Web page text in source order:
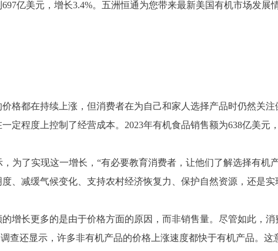
亿美元，增长3.4%。五洲恒通为您带来最新美国有机市场发展
格都在持续上涨，但消费者在为自己和家人选择产品时仍然关
定程度上控制了经营成本。2023年有机食品销售额为638亿美
为了实现这一增长，“有必要教育消费者，让他们了解选择有
、减缓气候变化、支持农村经济恢复力、保护自然资源，还是
增长更多的是由于价格方面的原因，而非销售量。尽管如此，
查还显示，许多非有机产品的价格上涨速度都快于有机产品。